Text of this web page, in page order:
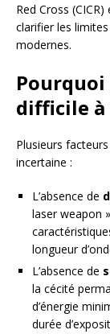
Red Cross
clarifier les
modernes.
difficile
Plusieurs
incertaine :
L’absence de
laser weapon
longueur
L’absence de
la cécité
d’énergie
durée